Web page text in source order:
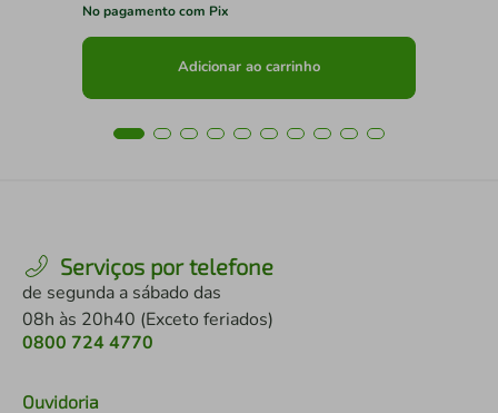
No pagamento com Pix
Adicionar ao carrinho
Serviços por telefone
de segunda a sábado das
08h às 20h40 (Exceto feriados)
0800 724 4770
Ouvidoria